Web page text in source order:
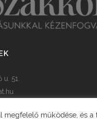
51.
megfelelő működése, és a